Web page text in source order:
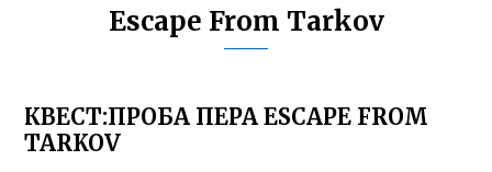
Escape From Tarkov
КВЕСТ:ПРОБА ПЕРА ESCAPE FROM
TARKOV